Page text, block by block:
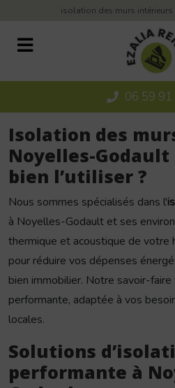
isolation des murs
06 59
Isolation des
Noyelles-Godault
bien l’utiliser ?
Nous sommes spécialisés dans l'
à Noyelles-Godault et ses
thermique et acoustique de
pour réduire vos dépenses
bien immobilier. Notre savoir-
performante, adaptée à vos
locales.
Solutions
performante à
Panneau de gestion des cookies